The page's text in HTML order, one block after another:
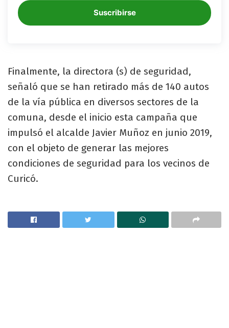
Suscribirse
Finalmente, la directora (s) de seguridad,
señaló que se han retirado más de 140 autos
de la vía pública en diversos sectores de la
comuna, desde el inicio esta campaña que
impulsó el alcalde Javier Muñoz en junio 2019,
con el objeto de generar las mejores
condiciones de seguridad para los vecinos de
Curicó.